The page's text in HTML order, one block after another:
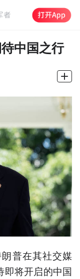
中国之行
普在其社交媒
即将开启的中国